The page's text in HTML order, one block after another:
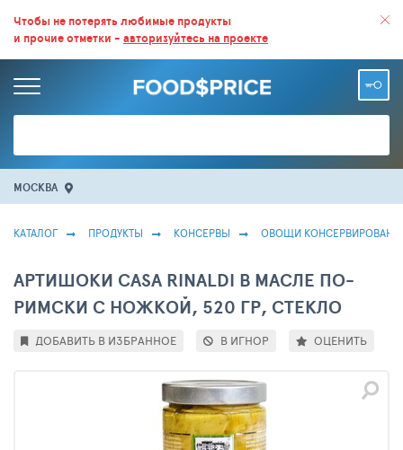
ВСЕ СКИДКИ И ВЫГОДНЫЕ ЦЕНЫ НА ПРОДУКТЫ В МАГАЗИНАХ.
БОЛЬШЕ 100 000 ТОВАРОВ. ЕЖЕДНЕВНОЕ ОБНОВЛЕНИЕ ЦЕН.
Чтобы не потерять любимые продукты
и прочие отметки - авторизуйтесь на проекте
МОСКВА
КАТАЛОГ ПРОДУКТЫ КОНСЕРВЫ ОВОЩИ
АРТИШОКИ CASA RINALDI В МАСЛЕ ПО-
РИМСКИ С НОЖКОЙ, 520 ГР, СТЕКЛО
ДОБАВИТЬ В ИЗБРАННОЕ В ИГНОР ОЦЕНИТЬ